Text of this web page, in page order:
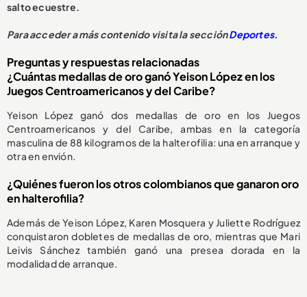
salto ecuestre.
Para acceder a más contenido visita la secciónDeportes.
Preguntas y respuestas relacionadas
¿Cuántas medallas de oro ganó Yeison López en los
Juegos Centroamericanos y del Caribe?
Yeison López ganó dos medallas de oro en los Juegos
Centroamericanos y del Caribe, ambas en la categoría
masculina de 88 kilogramos de la halterofilia: una en arranque y
otra en envión.
¿Quiénes fueron los otros colombianos que ganaron oro
en halterofilia?
Además de Yeison López, Karen Mosquera y Juliette Rodríguez
conquistaron dobletes de medallas de oro, mientras que Mari
Leivis Sánchez también ganó una presea dorada en la
modalidad de arranque.